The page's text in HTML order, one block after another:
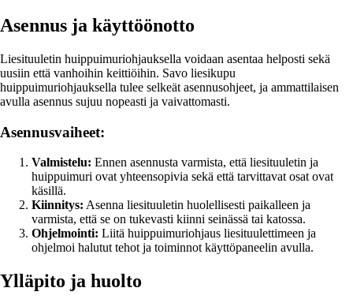
Asennus ja käyttöönotto
Liesituuletin huippuimuriohjauksella voidaan asentaa helposti sekä
uusiin että vanhoihin keittiöihin. Savo liesikupu
huippuimuriohjauksella tulee selkeät asennusohjeet, ja ammattilaisen
avulla asennus sujuu nopeasti ja vaivattomasti.
Asennusvaiheet:
Valmistelu: Ennen asennusta varmista, että liesituuletin ja
huippuimuri ovat yhteensopivia sekä että tarvittavat osat ovat
käsillä.
Kiinnitys: Asenna liesituuletin huolellisesti paikalleen ja
varmista, että se on tukevasti kiinni seinässä tai katossa.
Ohjelmointi: Liitä huippuimuriohjaus liesituulettimeen ja
ohjelmoi halutut tehot ja toiminnot käyttöpaneelin avulla.
Ylläpito ja huolto